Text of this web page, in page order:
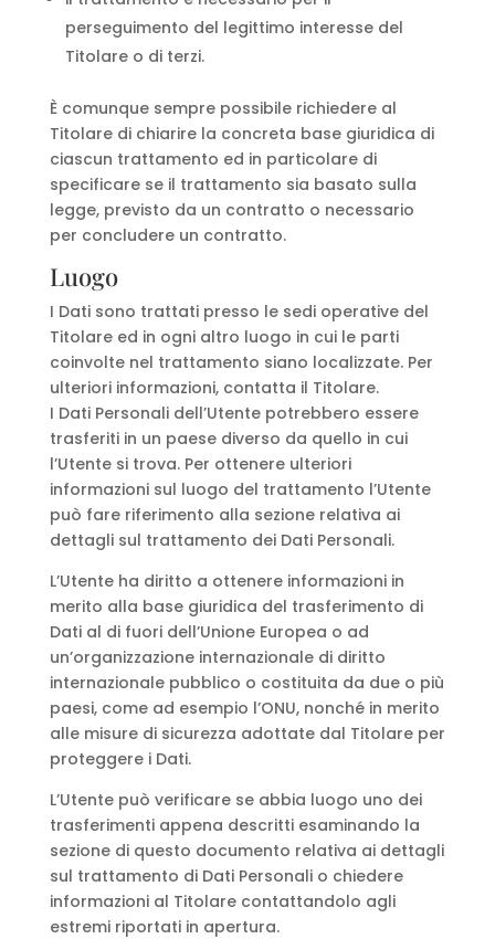
perseguimento del legittimo interesse del
Titolare o di terzi.
È comunque sempre possibile richiedere al
Titolare di chiarire la concreta base giuridica di
ciascun trattamento ed in particolare di
specificare se il trattamento sia basato sulla
legge, previsto da un contratto o necessario
per concludere un contratto.
Luogo
I Dati sono trattati presso le sedi operative del
Titolare ed in ogni altro luogo in cui le parti
coinvolte nel trattamento siano localizzate. Per
ulteriori informazioni, contatta il Titolare.
I Dati Personali dell’Utente potrebbero essere
trasferiti in un paese diverso da quello in cui
l’Utente si trova. Per ottenere ulteriori
informazioni sul luogo del trattamento l’Utente
può fare riferimento alla sezione relativa ai
dettagli sul trattamento dei Dati Personali.
L’Utente ha diritto a ottenere informazioni in
merito alla base giuridica del trasferimento di
Dati al di fuori dell’Unione Europea o ad
un’organizzazione internazionale di diritto
internazionale pubblico o costituita da due o più
paesi, come ad esempio l’ONU, nonché in merito
alle misure di sicurezza adottate dal Titolare per
proteggere i Dati.
L’Utente può verificare se abbia luogo uno dei
trasferimenti appena descritti esaminando la
sezione di questo documento relativa ai dettagli
sul trattamento di Dati Personali o chiedere
informazioni al Titolare contattandolo agli
estremi riportati in apertura.